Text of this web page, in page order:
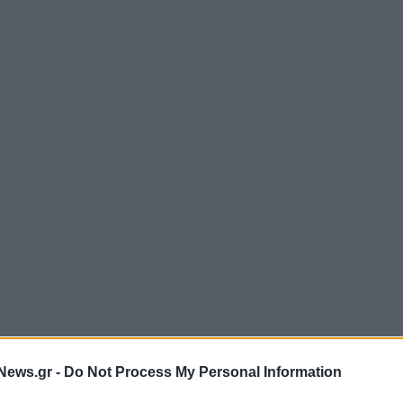
- Do Not Process My Personal Information